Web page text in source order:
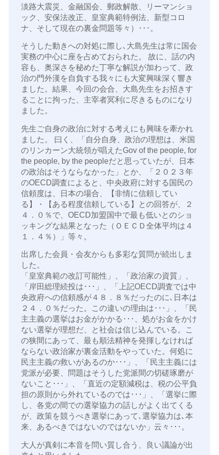
淡路大震災、金融国会、郵政解散、リーマンショ
ック、安保法改正、皇室典範特例法、新型コロ
ナ、そして現在の裏金問題等々）･･･。
そうした動きへの対処に際し､大島先生は常に国会
実務の中心に座を占めておられた。 故に、話の内
容も、奥深さを秘めた丁寧な解説が加わって、政
治の門外漢を自負する我々にも大変興味深く響き
ました。結果、今回の会合、大島先生をお招きす
ることに拘った、主宰者冥利に尽きるものになり
ました。
先生ご自身の政治に対する考えにも興味を牽かれ
ました。 曰く、「自分自身、政治の理想は、米国
のリンカーン大統領が唱えたGov of the people, for
the people, by the peopleだと思っていたが、日本
の政治はそうならなかった」とか、「２０２３年
のOECD調査によると、中央政府に対する国民の
信頼度は、日本の場合、【非情に信頼してい
る】・【ある程度信頼している】との回答が、２
４．０％で、OECD加盟国中で最も低いとのショ
ッキングな結果となった（ＯＥＣＤ全体平均は４
１．４％）」等々。
出席した会員・会友からも多彩な質問が続出しま
した。
「皇室典範の改訂可能性」、「政治家の資質」、
「岸田総理続投は･･･」、「上記OECD調査では中
央政府への信頼感が４８．８％だったのに､日本は
２４．０％だった。この違いの理由は･･･」、「民
主主義の選挙はお金がかかる･･･、処がお金をかけ
ない選挙が理想だ、と社会は信じ込んでいる。こ
の狭間にあって、最も順法精神を発揮しなければ
ならない政治家が裏金活動をやっていた。何処に
民主主義の救いがあるのか･･･」、「民主主義には
党派が必要、問題はそうした党派間の切磋琢磨が
ないこと･･･」、「直近の定額減税は、税の公平負
担の原則から外れているのでは･･･」、「選挙に際
し、各党の間での選挙協力の話しがよく出てくる
が、政策を競うべき選挙にあって､選挙協力は､本
来、あるべきではないのではないか」云々･･･。
大人が真剣に本音を問い質し合う、良い議論が出